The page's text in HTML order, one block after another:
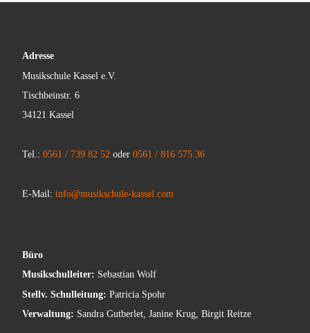
Adresse
Musikschule Kassel e.V.
Tischbeinstr. 6
34121 Kassel
Tel.: 0561 / 739 82 52oder 0561 / 816 575 36
E-Mail: info@musikschule-kassel.com
Büro
Musikschulleiter: Sebastian Wolf
Stellv. Schulleitung: Patricia Spohr
Verwaltung: Sandra Gutberlet, Janine Krug, Birgit Reitze